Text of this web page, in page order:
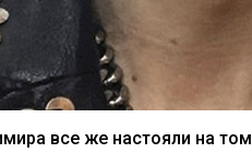
все же настояли на